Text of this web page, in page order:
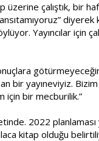
çalıştık, bir
Yayıncılar için
bir yayıneviyiz.
için bir mecburilik.”
2022
kitap olduğu